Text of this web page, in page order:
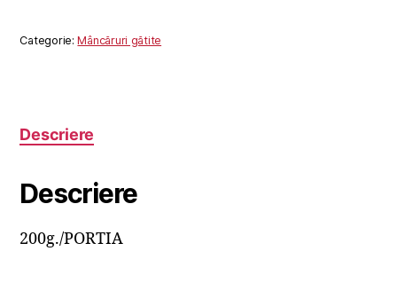
Categorie:Mâncăruri gătite
Descriere
Descriere
200g./PORTIA